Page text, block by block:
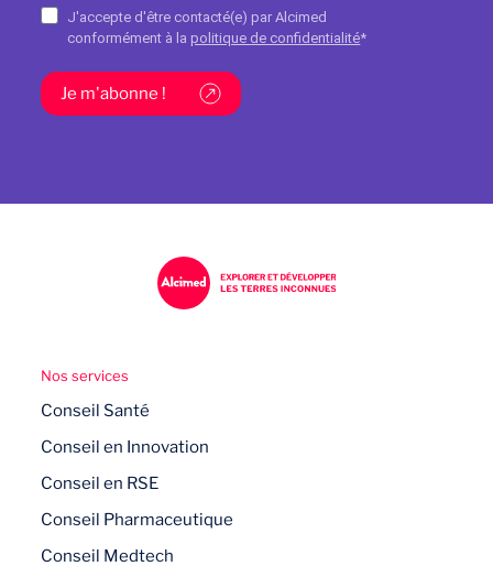
technologies en collaborant avec des
partenaires externes.
J'accepte d'être contacté(e) par Alcimed
conformément à la politique de confidentialité*
Je m'abonne !
Nos services
Conseil Santé
Conseil en Innovation
Conseil en RSE
Conseil Pharmaceutique
Conseil Medtech